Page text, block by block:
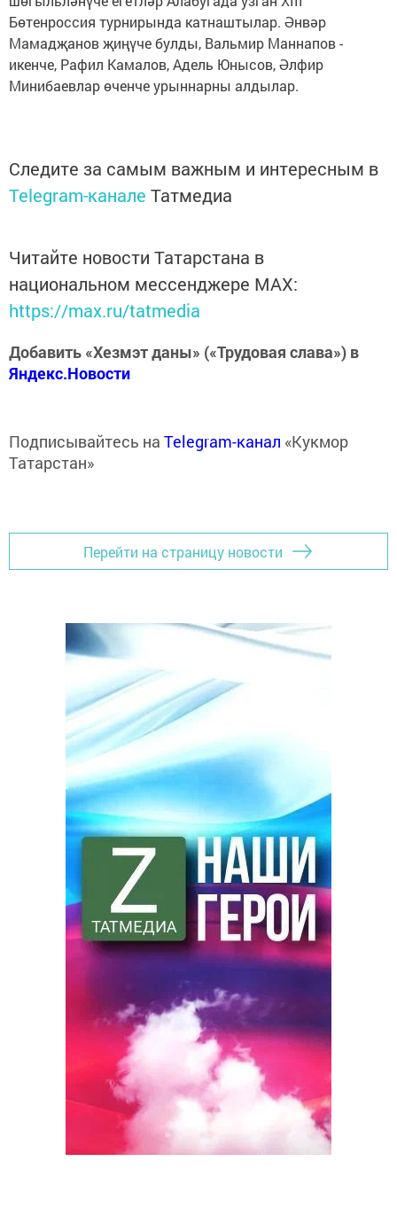
Бөтенроссия турнирында катнаштылар. Әнвәр
Мамадҗанов җиңүче булды, Вальмир Маннапов -
икенче, Рафил Камалов, Адель Юнысов, Әлфир
Минибаевлар өченче урыннарны алдылар.
Следите за самым важным и интересным в
Telegram-канале Татмедиа
Читайте новости Татарстана в
национальном мессенджере MАХ:
https://max.ru/tatmedia
Добавить «Хезмэт даны» («Трудовая слава») в
Яндекс.Новости
Подписывайтесь на Telegram-канал «Кукмор
Татарстан»
Перейти на страницу новости